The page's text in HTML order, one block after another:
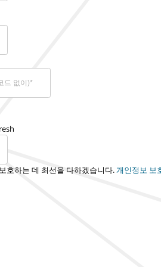
호하는 데 최선을 다하겠습니다. 개인정보 보